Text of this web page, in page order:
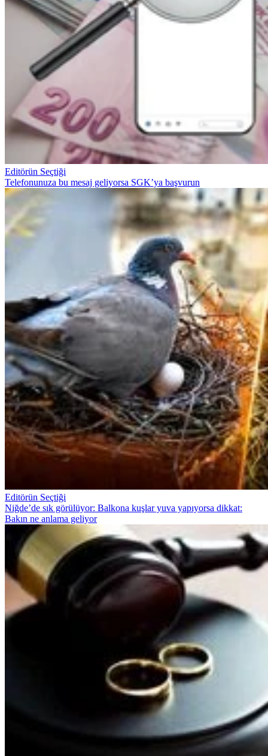
Editörün Seçtiği
Telefonunuza bu mesaj geliyorsa SGK’ya başvurun
Editörün Seçtiği
Niğde’de sık görülüyor: Balkona kuşlar yuva yapıyorsa dikkat:
Bakın ne anlama geliyor